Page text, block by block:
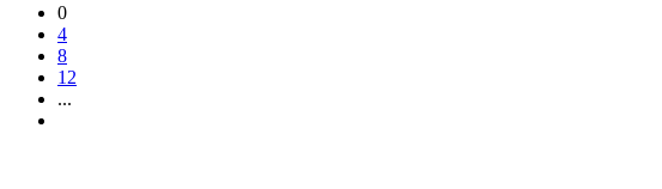
0
4
8
12
...